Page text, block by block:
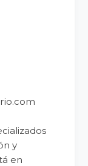
y
en